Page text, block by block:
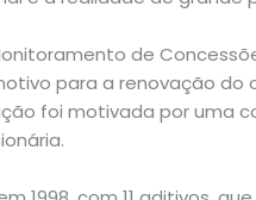
de
para a renovação
foi motivada por uma